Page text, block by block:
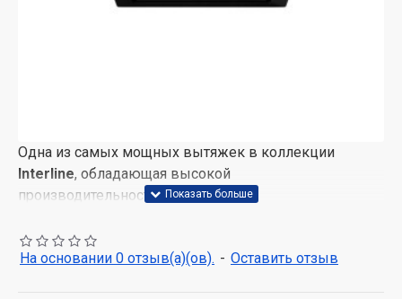
Одна из самых мощных вытяжек в коллекции
Interline, обладающая высокой
производительностью в 1100 м3/ч!
Данная модель оснащена сенсорным управлением
на корпусе, что делает работу с ней удобнее!
На основании 0 отзыв(а)(ов). - Оставить отзыв